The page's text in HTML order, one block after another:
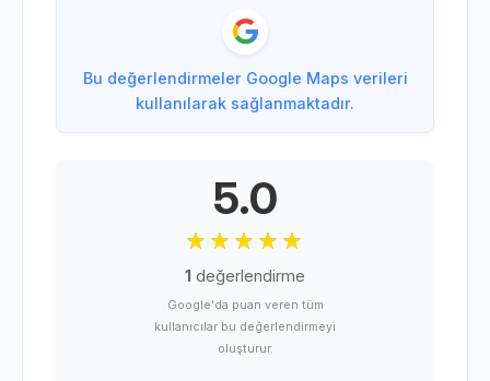
Bu değerlendirmeler Google Maps verileri
kullanılarak sağlanmaktadır.
5.0
1 değerlendirme
Google'da puan veren tüm
kullanıcılar bu değerlendirmeyi
oluşturur.